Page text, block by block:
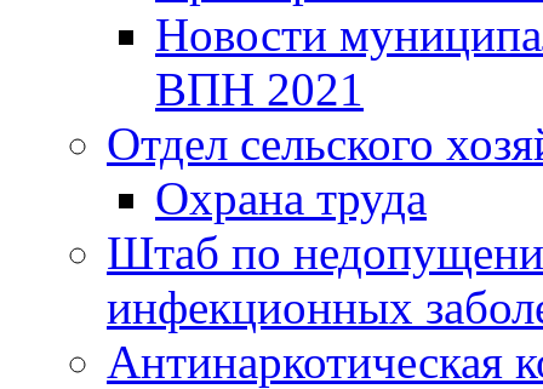
Новости
ВПН 2021
Отдел сельского
Охрана труда
Штаб по
инфекционных
Антинаркотическая